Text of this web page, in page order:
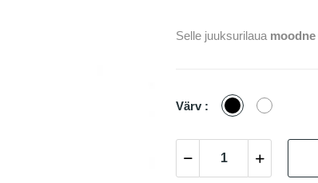
Selle juuksurilaua
Värv : Must Valge